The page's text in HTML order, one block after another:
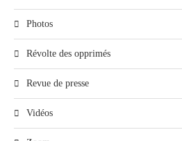
Photos
Révolte des opprimés
Revue de presse
Vidéos